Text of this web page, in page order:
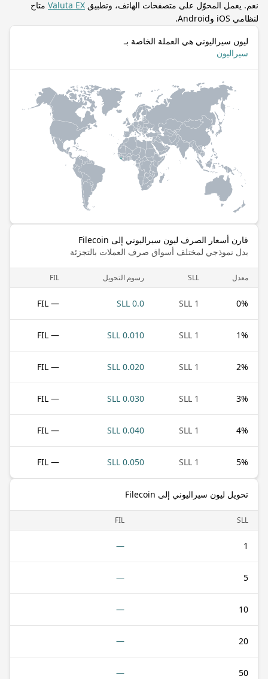
نعم. يعمل المحوّل على متصفحات الهاتف، وتطبيق Valuta EX متاح
لنظامي iOS وAndroid.
ليون سيراليوني هي العملة الخاصة بـ
سيراليون
قارن أسعار الصرف ليون سيراليوني إلى Filecoin
بدل نموذجي لمختلف أسواق صرف العملات بالتجزئة
معدل SLL رسوم التحويل FIL
0%
1 SLL
0.0 SLL
— FIL
1%
1 SLL
0.010 SLL
— FIL
2%
1 SLL
0.020 SLL
— FIL
3%
1 SLL
0.030 SLL
— FIL
4%
1 SLL
0.040 SLL
— FIL
5%
1 SLL
0.050 SLL
— FIL
تحويل ليون سيراليوني إلى Filecoin
SLL
FIL
1
—
5
—
10
—
20
—
50
—